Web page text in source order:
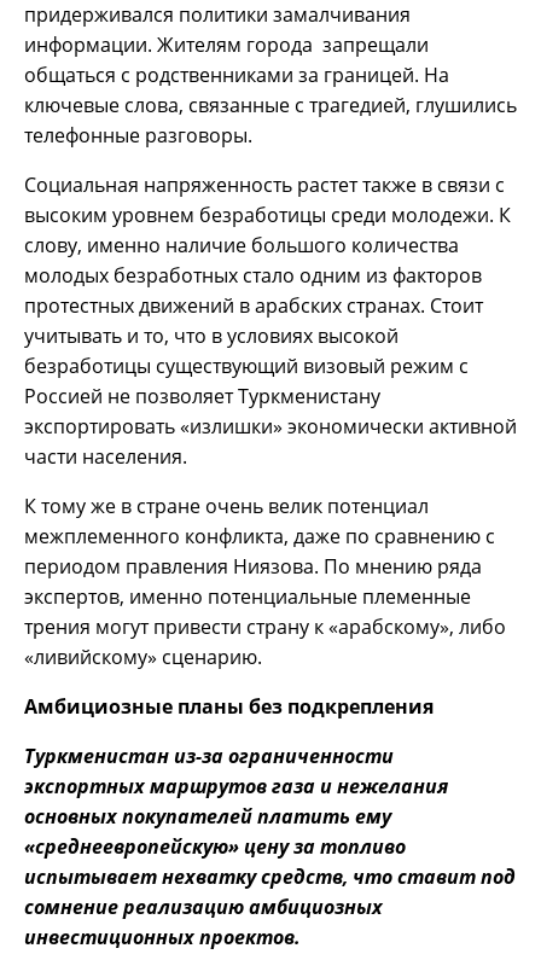
придерживался политики замалчивания
информации. Жителям города запрещали
общаться с родственниками за границей. На
ключевые слова, связанные с трагедией, глушились
телефонные разговоры.
Социальная напряженность растет также в связи с
высоким уровнем безработицы среди молодежи. К
слову, именно наличие большого количества
молодых безработных стало одним из факторов
протестных движений в арабских странах. Стоит
учитывать и то, что в условиях высокой
безработицы существующий визовый режим с
Россией не позволяет Туркменистану
экспортировать «излишки» экономически активной
части населения.
К тому же в стране очень велик потенциал
межплеменного конфликта, даже по сравнению с
периодом правления Ниязова. По мнению ряда
экспертов, именно потенциальные племенные
трения могут привести страну к «арабскому», либо
«ливийскому» сценарию.
Амбициозные планы без подкрепления
Туркменистан из-за ограниченности
экспортных маршрутов газа и нежелания
основных покупателей платить ему
«среднеевропейскую» цену за топливо
испытывает нехватку средств, что ставит под
сомнение реализацию амбициозных
инвестиционных проектов.